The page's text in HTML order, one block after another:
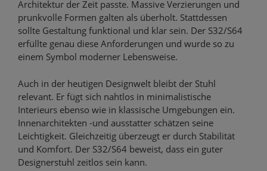
Architektur der Zeit passte. Massive Verzierungen und
prunkvolle Formen galten als überholt. Stattdessen
sollte Gestaltung funktional und klar sein. Der S32/S64
erfüllte genau diese Anforderungen und wurde so zu
einem Symbol moderner Lebensweise.
Auch in der heutigen Designwelt bleibt der Stuhl
relevant. Er fügt sich nahtlos in minimalistische
Interieurs ebenso wie in klassische Umgebungen ein.
Innenarchitekten -und ausstatter schätzen seine
Leichtigkeit. Gleichzeitig überzeugt er durch Stabilität
und Komfort. Der S32/S64 beweist, dass ein guter
Designerstuhl zeitlos sein kann.